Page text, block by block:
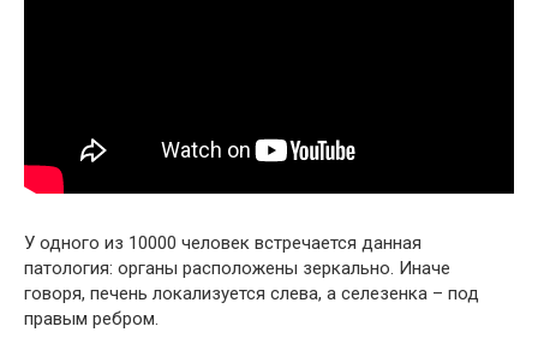
У одного из 10000 человек встречается данная
патология: органы расположены зеркально. Иначе
говоря, печень локализуется слева, а селезенка – под
правым ребром.